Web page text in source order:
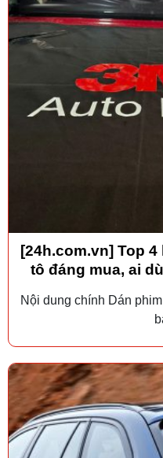
[24h.com.vn] Top
tô đáng mua, ai
Nội dung chính Dán